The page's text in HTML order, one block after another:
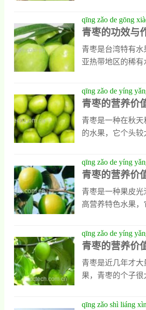
变。2、提高抗病
云南青枣还能提高
的功效与作用1、
是青枣叶的重要
热量的健康食材
脂肪燃烧和代谢，
酯和胆固醇，经常
起到降脂减肥的重
吃，特别合适，
味道和美丽的外表
能多一些了解，
做一个分别的介绍
提高人体免疫力，
丰富的天然多糖和
此以外，它还含有
黄素以及硫胺素等
有效提高人体的免
安神补益气血平时
qīng zǎo de gōng
shí yòng fāng fǎ
青枣的功效与
法
青枣是台湾特有水
亚热带地区的稀
体有益的维生素
多人最喜欢吃的一
色，一会我会带
也会告诉大家它
平时多吃一些青
体免疫力，因为青
天然果糖和葡萄
维生素c和核黄素
体免疫力，也能提
力。2、保护肝脏
qīng zǎo de yíng
zǎo de hǎo chù yǒu
青枣的营养价
处有哪些
青枣是一种在秋
的水果，它个头
区。青枣的营养
人们食用以后对身
绍，有兴趣的朋
下。青枣的营养价
养价值特别高，它
物质，其中葡萄糖
糖的含量都很高
有一些维生素和贡
qīng zǎo de yíng
青枣的营养价
青枣是一种果皮
高营养特色水果
一。为了增加大家
今天小编就对青枣
体吃法写出来告
养价值与吃法1、
素，还有多种维生
qīng zǎo de yíng
青枣的营养价
青枣是近几年才
果，青枣的个子
枣的营养价值吧。
qīng zǎo shì liáng